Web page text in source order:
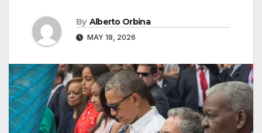
By Alberto Orbina
MAY 18, 2026